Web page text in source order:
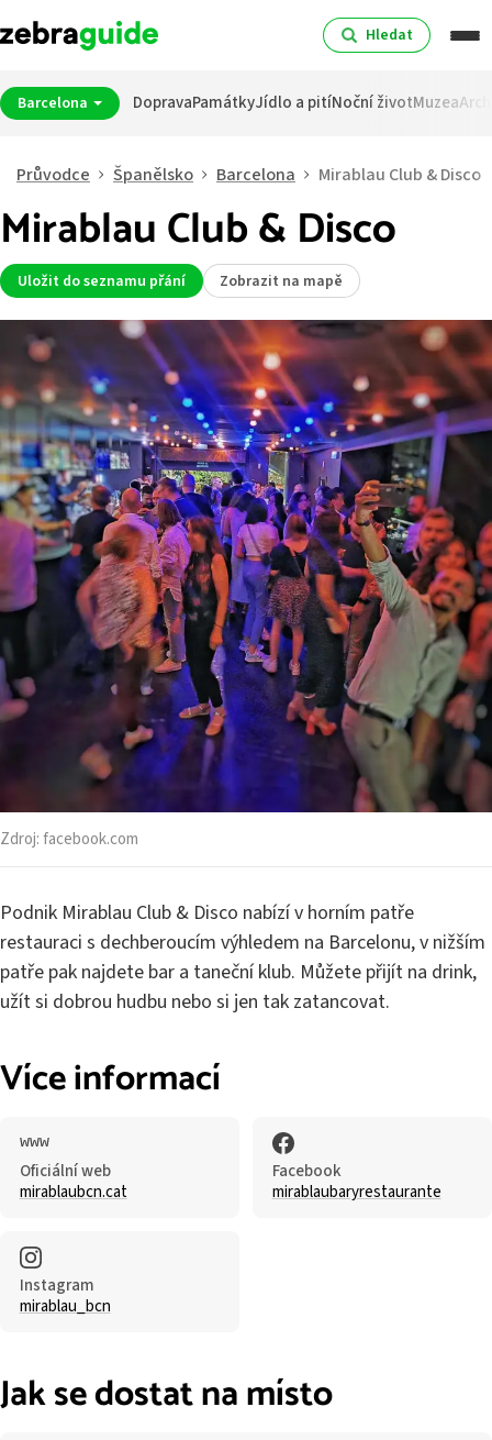
Hledat
Barcelona DopravaPamátkyJídlo a pitíNoční životMuzea
Průvodce Španělsko Barcelona Mirablau Club & Disco
Mirablau Club & Disco
Uložit do seznamu přání Zobrazit na mapě
Zdroj:facebook.com
Podnik Mirablau Club & Disco nabízí v horním patře
restauraci s dechberoucím výhledem na Barcelonu, v nižším
patře pak najdete bar a taneční klub. Můžete přijít na drink,
užít si dobrou hudbu nebo si jen tak zatancovat.
Více informací
Oficiální web
mirablaubcn.cat
Facebook
mirablaubaryrestaurante
Instagram
mirablau_bcn
Jak se dostat na místo